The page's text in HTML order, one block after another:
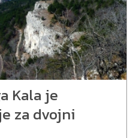
Kala je
za dvojni